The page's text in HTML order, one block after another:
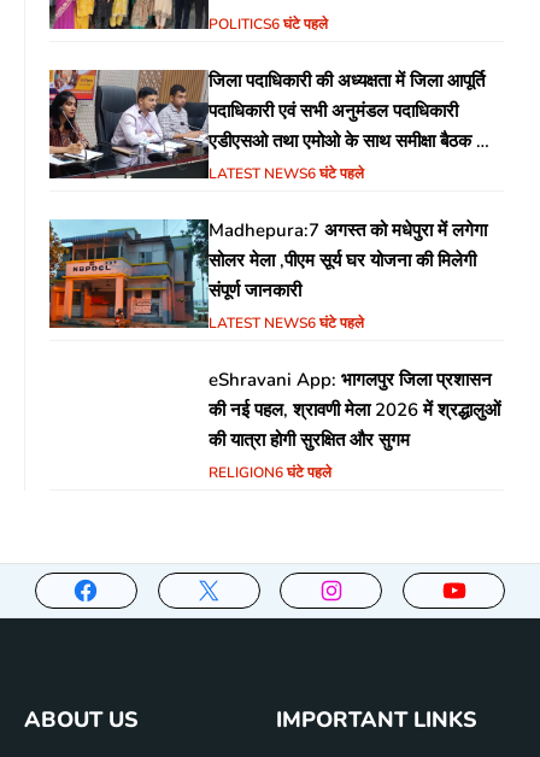
POLITICS6 घंटे पहले
जिला पदाधिकारी की अध्यक्षता में जिला आपूर्ति
पदाधिकारी एवं सभी अनुमंडल पदाधिकारी
एडीएसओ तथा एमोओ के साथ समीक्षा बैठक का
आयोजन
LATEST NEWS6 घंटे पहले
Madhepura:7 अगस्त को मधेपुरा में लगेगा
सोलर मेला ,पीएम सूर्य घर योजना की मिलेगी
संपूर्ण जानकारी
LATEST NEWS6 घंटे पहले
eShravani App: भागलपुर जिला प्रशासन
की नई पहल, श्रावणी मेला 2026 में श्रद्धालुओं
की यात्रा होगी सुरक्षित और सुगम
RELIGION6 घंटे पहले
ABOUT US
IMPORTANT LINKS